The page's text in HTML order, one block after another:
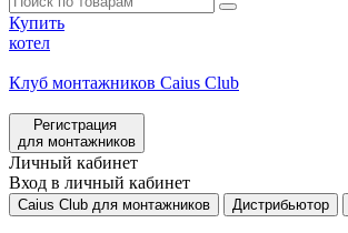
Купить
котел
Клуб монтажников Caius Club
Регистрация
для монтажников
Личный кабинет
Вход в личный кабинет
Caius Club для монтажников Дистрибьютор